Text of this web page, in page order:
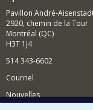
Pavillon André-
2920, chemin de la Tour
Montréal (QC)
H3T 1J4
514 343-6602
Courriel
Nouvelles